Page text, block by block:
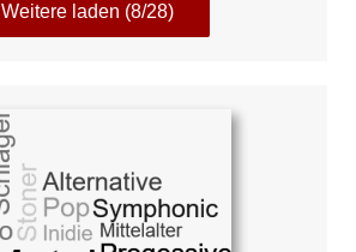
Weitere laden (8/28)